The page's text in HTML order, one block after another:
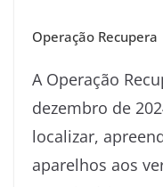
Operação Recupera
A Operação
dezembro de
localizar,
aparelhos aos